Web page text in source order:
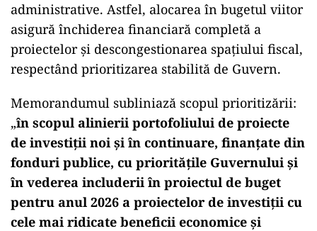
administrative. Astfel, alocarea în bugetul viitor
asigură închiderea financiară completă a
proiectelor și descongestionarea spațiului fiscal,
respectând prioritizarea stabilită de Guvern.
Memorandumul subliniază scopul prioritizării:
„în scopul alinierii portofoliului de proiecte
de investiții noi și în continuare, finanțate din
fonduri publice, cu prioritățile Guvernului și
în vederea includerii în proiectul de buget
pentru anul 2026 a proiectelor de investiții cu
cele mai ridicate beneficii economice și